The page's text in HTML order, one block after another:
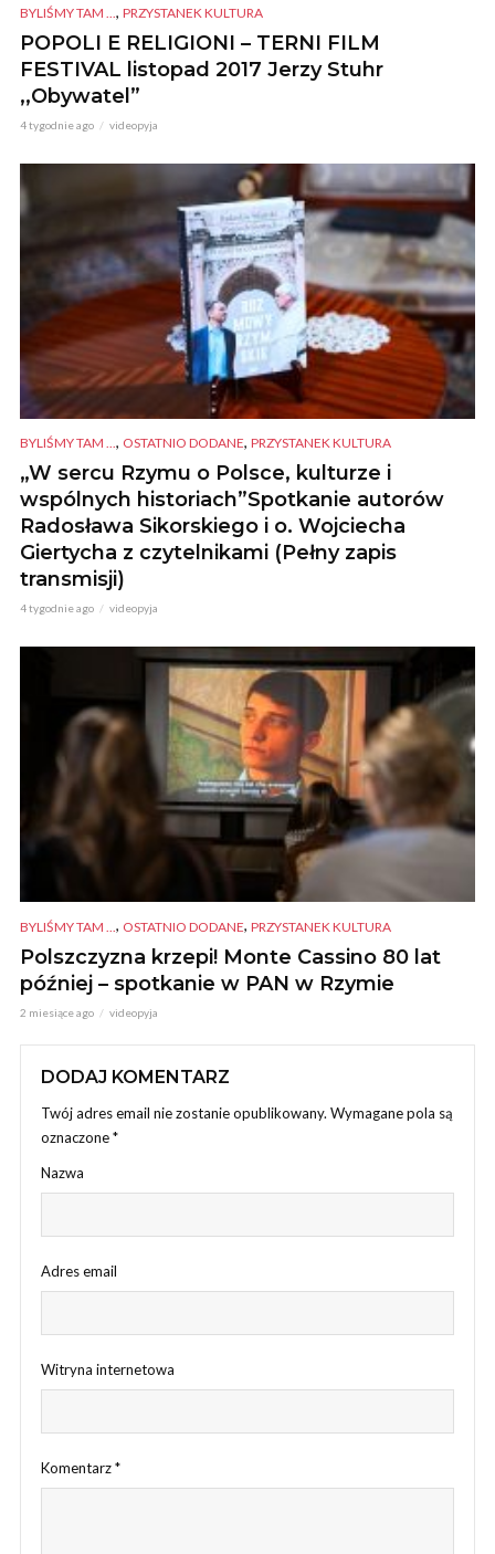
BYLIŚMY TAM ..., PRZYSTANEK KULTURA
POPOLI E RELIGIONI – TERNI FILM
FESTIVAL listopad 2017 Jerzy Stuhr
,,Obywatel”
4 tygodnie ago videopyja
BYLIŚMY TAM ..., OSTATNIO DODANE, PRZYSTANEK KULTURA
„W sercu Rzymu o Polsce, kulturze i
wspólnych historiach”Spotkanie autorów
Radosława Sikorskiego i o. Wojciecha
Giertycha z czytelnikami (Pełny zapis
transmisji)
4 tygodnie ago videopyja
BYLIŚMY TAM ... , OSTATNIO DODANE, PRZYSTANEK KULTURA
Polszczyzna krzepi! Monte Cassino 80 lat
później – spotkanie w PAN w Rzymie
2 miesiące ago videopyja
DODAJ KOMENTARZ
Twój adres email nie zostanie opublikowany. Wymagane pola są
oznaczone*
Nazwa
Adres email
Witryna internetowa
Komentarz*